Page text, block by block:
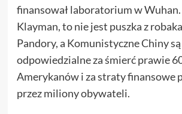
finansował laboratorium w Wuhan.
Klayman, to nie jest puszka z
Pandory, a Komunistyczne Chiny są
odpowiedzialne za śmierć prawie
Amerykanów i za straty finansowe
przez miliony obywateli.